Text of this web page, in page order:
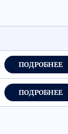
ПОДРОБНЕЕ
ПОДРОБНЕЕ